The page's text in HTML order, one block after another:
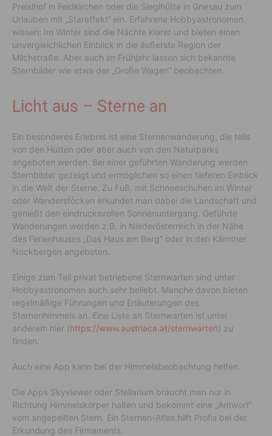
Preislhof in Feldkirchen oder die Sieglhütte in Gnesau zum
Urlauben mit „Stareffekt“ ein. Erfahrene Hobbyastronomen
wissen: Im Winter sind die Nächte klarer und bieten einen
unvergleichlichen Einblick in die äußerste Region der
Milchstraße. Aber auch im Frühjahr lassen sich bekannte
Sternbilder wie etwa der „Große Wagen“ beobachten.
Licht aus – Sterne an
Ein besonderes Erlebnis ist eine Sternenwanderung, die teils
von den Hütten oder aber auch von den Naturparks
angeboten werden. Bei einer geführten Wanderung werden
Sternbilder gezeigt und ermöglichen so einen tieferen Einblick
in die Welt der Sterne. Zu Fuß, mit Schneeschuhen im Winter
oder Wanderstöcken erkundet man dabei die Landschaft und
genießt den eindrucksvollen Sonnenuntergang. Geführte
Wanderungen werden z.B. in Niederösterreich in der Nähe
des Ferienhauses „Das Haus am Berg“ oder in den Kärntner
Nockbergen angeboten.
Einige zum Teil privat betriebene Sternwarten sind unter
Hobbyastronomen auch sehr beliebt. Manche davon bieten
regelmäßige Führungen und Erläuterungen des
Sternenhimmels an. Eine Liste an Sternwarten ist unter
anderem hier (https://www.austriaca.at/sternwarten) zu
finden.
Auch eine App kann bei der Himmelsbeobachtung helfen.
Die Apps Skyviewer oder Stellarium braucht man nur in
Richtung Himmelskörper halten und bekommt eine „Antwort“
vom angepeilten Stern. Ein Sternen-Atlas hilft Profis bei der
Erkundung des Firmaments.